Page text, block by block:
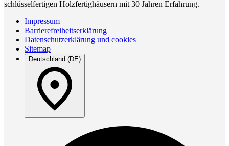
schlüsselfertigen Holzfertighäusern mit 30 Jahren Erfahrung.
Impressum
Barrierefreiheitserklärung
Datenschutzerklärung und cookies
Sitemap
Deutschland (DE)